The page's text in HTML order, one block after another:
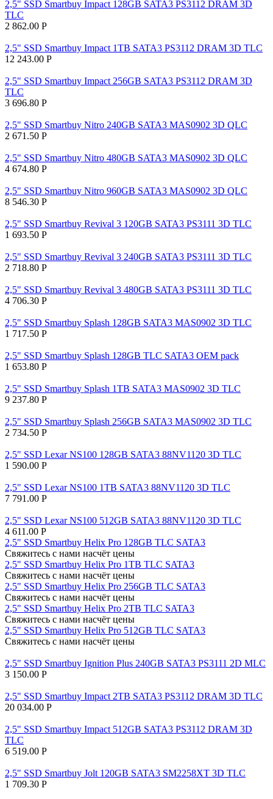
2,5" SSD Smartbuy Impact 128GB SATA3 PS3112 DRAM 3D
TLC
2 862.00 Р
2,5" SSD Smartbuy Impact 1TB SATA3 PS3112 DRAM 3D TLC
12 243.00 Р
2,5" SSD Smartbuy Impact 256GB SATA3 PS3112 DRAM 3D
TLC
3 696.80 Р
2,5" SSD Smartbuy Nitro 240GB SATA3 MAS0902 3D QLC
2 671.50 Р
2,5" SSD Smartbuy Nitro 480GB SATA3 MAS0902 3D QLC
4 674.80 Р
2,5" SSD Smartbuy Nitro 960GB SATA3 MAS0902 3D QLC
8 546.30 Р
2,5" SSD Smartbuy Revival 3 120GB SATA3 PS3111 3D TLC
1 693.50 Р
2,5" SSD Smartbuy Revival 3 240GB SATA3 PS3111 3D TLC
2 718.80 Р
2,5" SSD Smartbuy Revival 3 480GB SATA3 PS3111 3D TLC
4 706.30 Р
2,5" SSD Smartbuy Splash 128GB SATA3 MAS0902 3D TLC
1 717.50 Р
2,5" SSD Smartbuy Splash 128GB TLC SATA3 OEM pack
1 653.80 Р
2,5" SSD Smartbuy Splash 1TB SATA3 MAS0902 3D TLC
9 237.80 Р
2,5" SSD Smartbuy Splash 256GB SATA3 MAS0902 3D TLC
2 734.50 Р
2,5" SSD Lexar NS100 128GB SATA3 88NV1120 3D TLC
1 590.00 Р
2,5" SSD Lexar NS100 1TB SATA3 88NV1120 3D TLC
7 791.00 Р
2,5" SSD Lexar NS100 512GB SATA3 88NV1120 3D TLC
4 611.00 Р
2,5" SSD Smartbuy Helix Pro 128GB TLC SATA3
Свяжитесь с нами насчёт цены
2,5" SSD Smartbuy Helix Pro 1TB TLC SATA3
Свяжитесь с нами насчёт цены
2,5" SSD Smartbuy Helix Pro 256GB TLC SATA3
Свяжитесь с нами насчёт цены
2,5" SSD Smartbuy Helix Pro 2TB TLC SATA3
Свяжитесь с нами насчёт цены
2,5" SSD Smartbuy Helix Pro 512GB TLC SATA3
Свяжитесь с нами насчёт цены
2,5" SSD Smartbuy Ignition Plus 240GB SATA3 PS3111 2D MLC
3 150.00 Р
2,5" SSD Smartbuy Impact 2TB SATA3 PS3112 DRAM 3D TLC
20 034.00 Р
2,5" SSD Smartbuy Impact 512GB SATA3 PS3112 DRAM 3D
TLC
6 519.00 Р
2,5" SSD Smartbuy Jolt 120GB SATA3 SM2258XT 3D TLC
1 709.30 Р